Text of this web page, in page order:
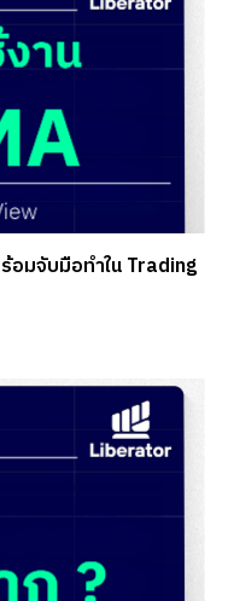
อมจับมือทำใน Trading